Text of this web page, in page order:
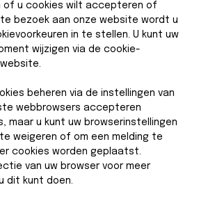
of u cookies wilt accepteren of
bezoek aan onze website wordt u
in te stellen. U kunt uw
wijzigen via de cookie-
beheren via de instellingen van
webbrowsers accepteren
maar u kunt uw browserinstellingen
weigeren of om een melding te
cookies worden geplaatst.
van uw browser voor meer
dit kunt doen.